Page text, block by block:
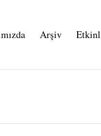
Arşiv